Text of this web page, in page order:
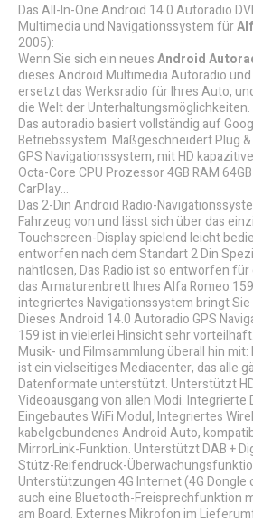
Das All-In-One Android 14.0 Autoradio
Multimedia und Navigationssystem für
2005):
Wenn Sie sich ein neuesAndroid
dieses Android Multimedia Autoradio
ersetzt das Werksradio für Ihres Auto,
die Welt der Unterhaltungsmöglichkeiten.
Das autoradio basiert vollständig auf
Betriebssystem. Maßgeschneidert Plug
GPS Navigationssystem, mit HD
Octa-Core CPU Prozessor 4GB RAM
CarPlay...
Das 2-Din Android Radio-
Fahrzeug von und lässt sich über das
Touchscreen-Display spielend leicht
entworfen nach dem Standart 2 Din
nahtlosen, Das Radio ist so entworfen
das Armaturenbrett Ihres Alfa Romeo
integriertes Navigationssystem bringt Sie
Dieses Android 14.0 Autoradio GPS
159 ist in vielerlei Hinsicht sehr
Musik- und Filmsammlung überall hin
ist ein vielseitiges Mediacenter, das alle
Datenformate unterstützt. Unterstützt
Videoausgang von allen Modi. Integrierte
Eingebautes WiFi Modul, Integriertes
kabelgebundenes Android Auto,
MirrorLink-Funktion. Unterstützt DAB +
Stütz-Reifendruck-
Unterstützungen 4G Internet (4G Dongle
auch eine Bluetooth-Freisprechfunktion
am Board. Externes Mikrofon im